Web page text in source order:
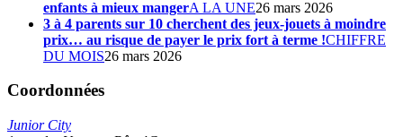
enfants à mieux mangerA LA UNE26 mars 2026
3 à 4 parents sur 10 cherchent des jeux-jouets à moindre
prix… au risque de payer le prix fort à terme !CHIFFRE
DU MOIS26 mars 2026
Coordonnées
Junior City